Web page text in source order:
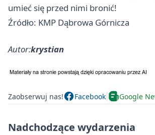
umieć się przed nimi bronić!
Źródło: KMP Dąbrowa Górnicza
Autor:krystian
Zaobserwuj nas! Facebook Google
Nadchodzące wydarzenia